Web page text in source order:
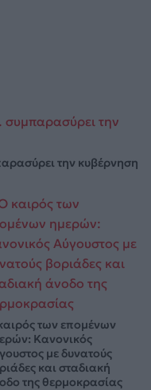
την κυβέρνηση
των επομένων
Κανονικός
με δυνατούς
και σταδιακή
της θερμοκρασίας